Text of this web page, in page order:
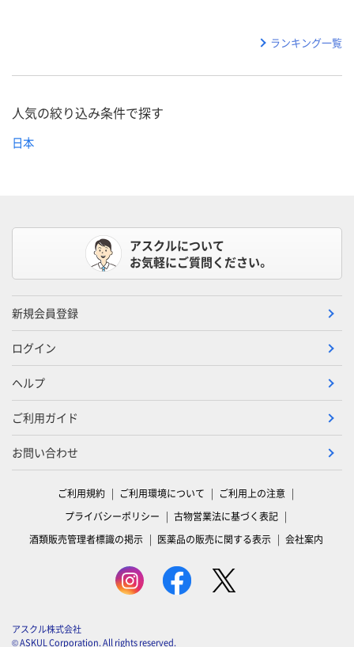
ランキング一覧
人気の絞り込み条件で探す
日本
アスクルについて
お気軽にご質問ください。
新規会員登録
ログイン
ヘルプ
ご利用ガイド
お問い合わせ
ご利用規約 ご利用環境について
ご利用上の注意
プライバシーポリシー
古物営業法に基づく表記
酒類販売管理者標識の掲示
医薬品の販売に関する表示 会社案内
アスクル株式会社
© ASKUL Corporation. All rights reserved.